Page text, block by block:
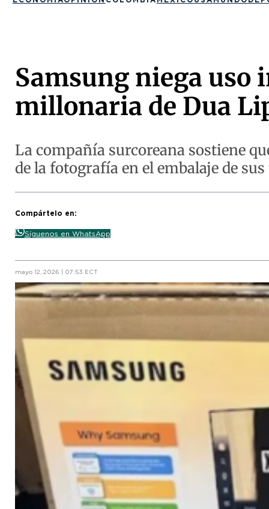
Samsung niega uso
millonaria de Dua
La compañía surcoreana sostiene
de la fotografía en el embalaje de
Compártelo en:
Síguenos en WhatsApp
mayo 12, 2026 | 07:53 ECT